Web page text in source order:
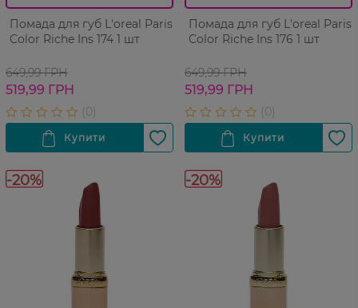
Помада для губ L'oreal Paris
Color Riche Ins 174 1 шт
649,99 ГРН
519,99 ГРН
Помада для губ L'oreal Paris
Color Riche Ins 176 1 шт
649,99 ГРН
519,99 ГРН
-20% -20%